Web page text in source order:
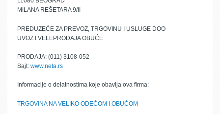
MILANA REŠETARA 9/II
PREDUZEĆE ZA PREVOZ, TRGOVINU I USLUGE DOO
UVOZ I VELEPRODAJA OBUĆE
PRODAJA: (011) 3108-052
Sajt: www.neta.rs
Informacije o delatnostima koje obavlja ova firma:
TRGOVINA NA VELIKO ODEĆOM I OBUĆOM